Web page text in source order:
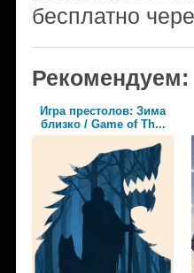
бесплатно
Рекомендуем:
Игра престолов: Зима
близко / Game of Th...